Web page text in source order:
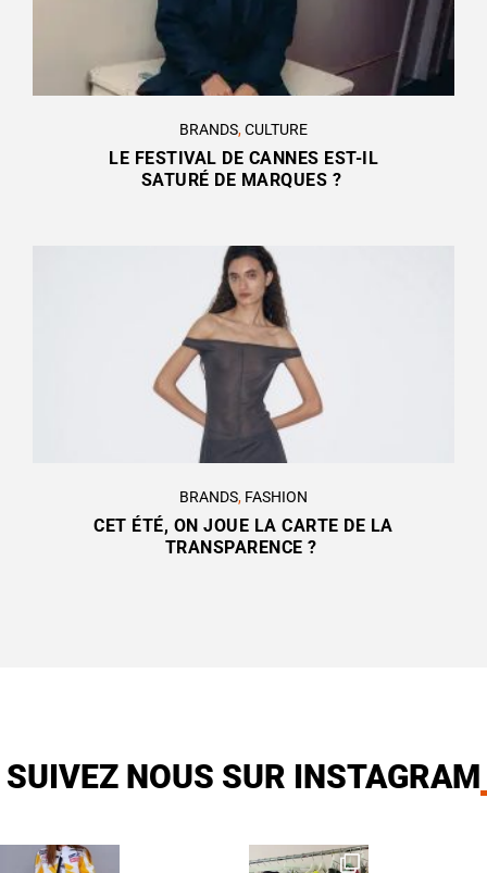
BRANDS,CULTURE
LE FESTIVAL DE CANNES EST-IL
SATURÉ DE MARQUES ?
BRANDS, FASHION
CET ÉTÉ, ON JOUE LA CARTE DE LA
TRANSPARENCE ?
SUIVEZ NOUS SUR INSTAGRAM